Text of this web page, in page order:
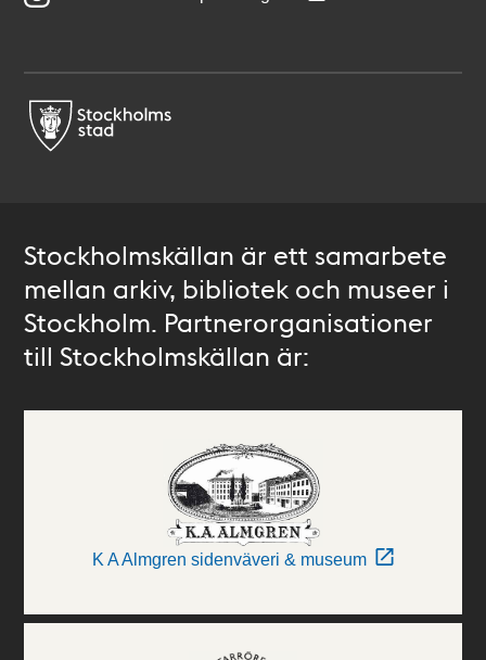
Stockholmskällan är ett samarbete
mellan arkiv, bibliotek och museer i
Stockholm. Partnerorganisationer
till Stockholmskällan är:
K A Almgren sidenväveri & museum